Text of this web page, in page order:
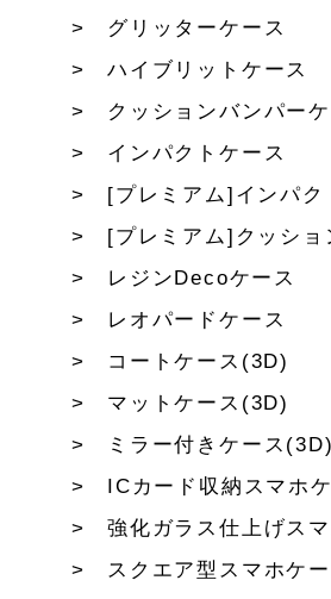
グリッターケース
ハイブリットケース
クッションバンパー
インパクトケース
[プレミアム]インパク
[プレミアム]クッショ
レジンDecoケース
レオパードケース
コートケース(3D)
マットケース(3D)
ミラー付きケース(3D)
ICカード収納スマホ
強化ガラス仕上げス
スクエア型スマホケー